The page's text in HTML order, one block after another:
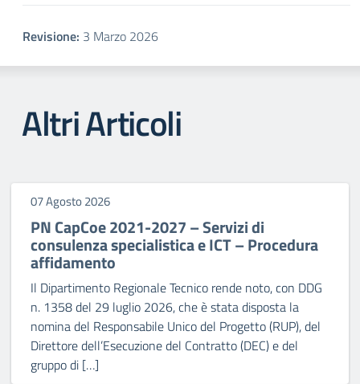
Revisione: 3 Marzo 2026
Altri Articoli
07 Agosto 2026
PN CapCoe 2021-2027 – Servizi di
consulenza specialistica e ICT – Procedura
affidamento
Il Dipartimento Regionale Tecnico rende noto, con DDG
n. 1358 del 29 luglio 2026, che è stata disposta la
nomina del Responsabile Unico del Progetto (RUP), del
Direttore dell’Esecuzione del Contratto (DEC) e del
gruppo di […]